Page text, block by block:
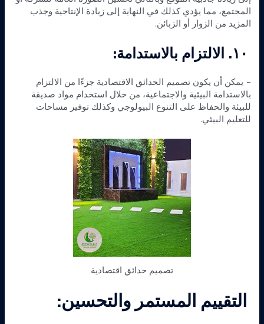
المجتمع، مما يؤدي كذلك في النهاية إلى زيادة الإنتاجية وجذب
المزيد من الزوار أو الزبائن.
– يمكن أن يكون تصميم الحدائق الاقتصادية جزءًا من الالتزام
بالاستدامة البيئية والاجتماعية، من خلال استخدام مواد صديقة
للبيئة والحفاظ على التنوع البيولوجي وكذلك توفير مساحات
للتعليم البيئي.
تصميم حدائق اقتصادية
التقييم المستمر والتحسين: